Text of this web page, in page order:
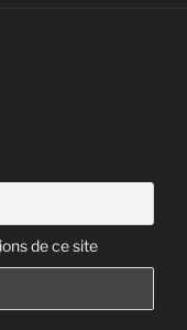
de ce site